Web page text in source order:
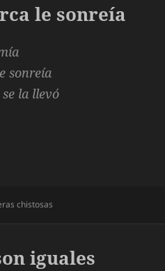
le sonreía
sonreía
la llevó
chistosas
iguales